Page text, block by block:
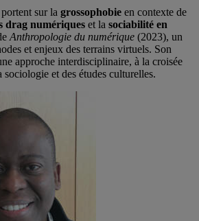
portent sur la grossophobie en contexte de
drag numériques et la sociabilité en
Anthropologie du numérique (2023), un
et enjeux des terrains virtuels. Son
approche interdisciplinaire, à la croisée
et des études culturelles.